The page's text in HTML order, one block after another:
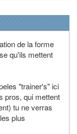
de la forme
qu'ils mettent
"trainer's" ici
pros, qui mettent
tu ne verras
plus